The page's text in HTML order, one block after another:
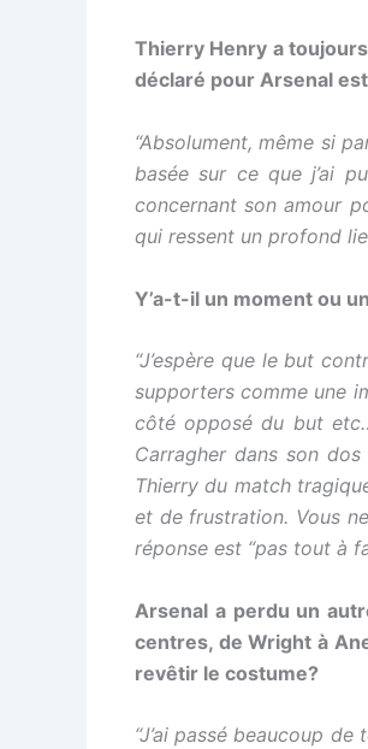
Thierry Henry a
déclaré pour Arsenal
“Absolument, même si
basée sur ce que j’ai
concernant son amour
qui ressent un profond
Y’a-t-il un moment ou
“J’espère que le but
supporters comme une
côté opposé du but
Carragher dans son
Thierry du match
et de frustration. Vous
réponse est “pas tout à
Arsenal a perdu un
centres, de Wright à
revêtir le costume?
“J’ai passé beaucoup